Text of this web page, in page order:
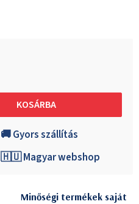
KOSÁRBA
🚚 Gyors szállítás
🇭🇺 Magyar webshop
Minőségi termékek saját